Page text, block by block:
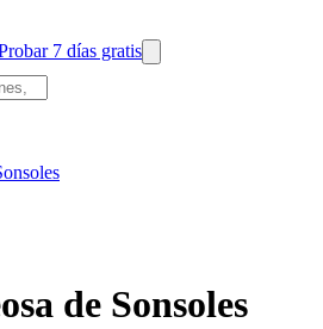
7 días gratis
de Sonsoles